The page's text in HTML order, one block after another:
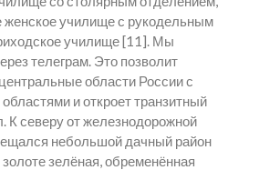
женское училище с рукодельным
училище [11]. Мы
телеграм. Это позволит
области России с
и откроет транзитный
К северу от железнодорожной
небольшой дачный район
зелёная, обременённая